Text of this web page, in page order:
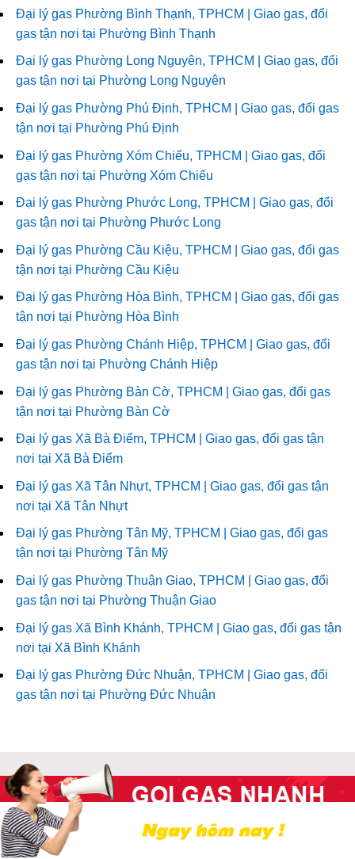
Đại lý gas Phường Bình Thạnh, TPHCM | Giao gas, đổi
gas tận nơi tại Phường Bình Thạnh
Đại lý gas Phường Long Nguyên, TPHCM | Giao gas, đổi
gas tận nơi tại Phường Long Nguyên
Đại lý gas Phường Phú Định, TPHCM | Giao gas, đổi gas
tận nơi tại Phường Phú Định
Đại lý gas Phường Xóm Chiếu, TPHCM | Giao gas, đổi
gas tận nơi tại Phường Xóm Chiếu
Đại lý gas Phường Phước Long, TPHCM | Giao gas, đổi
gas tận nơi tại Phường Phước Long
Đại lý gas Phường Cầu Kiệu, TPHCM | Giao gas, đổi gas
tận nơi tại Phường Cầu Kiệu
Đại lý gas Phường Hòa Bình, TPHCM | Giao gas, đổi gas
tận nơi tại Phường Hòa Bình
Đại lý gas Phường Chánh Hiệp, TPHCM | Giao gas, đổi
gas tận nơi tại Phường Chánh Hiệp
Đại lý gas Phường Bàn Cờ, TPHCM | Giao gas, đổi gas
tận nơi tại Phường Bàn Cờ
Đại lý gas Xã Bà Điểm, TPHCM | Giao gas, đổi gas tận
nơi tại Xã Bà Điểm
Đại lý gas Xã Tân Nhựt, TPHCM | Giao gas, đổi gas tận
nơi tại Xã Tân Nhựt
Đại lý gas Phường Tân Mỹ, TPHCM | Giao gas, đổi gas
tận nơi tại Phường Tân Mỹ
Đại lý gas Phường Thuận Giao, TPHCM | Giao gas, đổi
gas tận nơi tại Phường Thuận Giao
Đại lý gas Xã Bình Khánh, TPHCM | Giao gas, đổi gas tận
nơi tại Xã Bình Khánh
Đại lý gas Phường Đức Nhuận, TPHCM | Giao gas, đổi
gas tận nơi tại Phường Đức Nhuận